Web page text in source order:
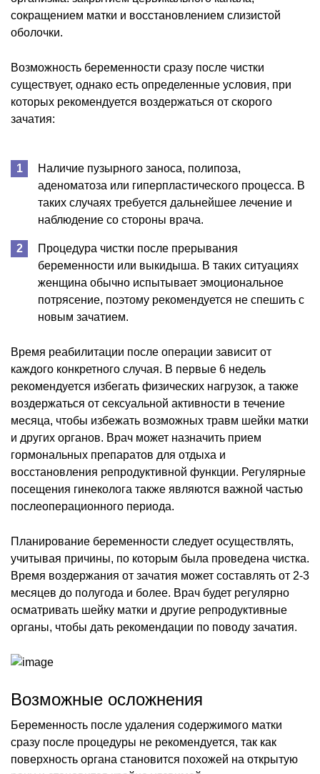
сокращением матки и восстановлением слизистой
оболочки.
Возможность беременности сразу после чистки
существует, однако есть определенные условия, при
которых рекомендуется воздержаться от скорого
зачатия:
Наличие пузырного заноса, полипоза,
аденоматоза или гиперпластического процесса. В
таких случаях требуется дальнейшее лечение и
наблюдение со стороны врача.
Процедура чистки после прерывания
беременности или выкидыша. В таких ситуациях
женщина обычно испытывает эмоциональное
потрясение, поэтому рекомендуется не спешить с
новым зачатием.
Время реабилитации после операции зависит от
каждого конкретного случая. В первые 6 недель
рекомендуется избегать физических нагрузок, а также
воздержаться от сексуальной активности в течение
месяца, чтобы избежать возможных травм шейки матки
и других органов. Врач может назначить прием
гормональных препаратов для отдыха и
восстановления репродуктивной функции. Регулярные
посещения гинеколога также являются важной частью
послеоперационного периода.
Планирование беременности следует осуществлять,
учитывая причины, по которым была проведена чистка.
Время воздержания от зачатия может составлять от 2-3
месяцев до полугода и более. Врач будет регулярно
осматривать шейку матки и другие репродуктивные
органы, чтобы дать рекомендации по поводу зачатия.
Возможные осложнения
Беременность после удаления содержимого матки
сразу после процедуры не рекомендуется, так как
поверхность органа становится похожей на открытую